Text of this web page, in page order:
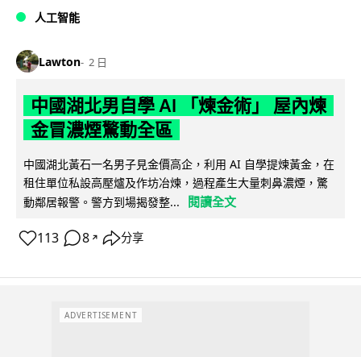
人工智能
Lawton 2 日
中國湖北男自學 AI 「煉金術」 屋內煉
金冒濃煙驚動全區
中國湖北黃石一名男子見金價高企，利用 AI 自學提煉黃金，在
租住單位私設高壓爐及作坊冶煉，過程產生大量刺鼻濃煙，驚
動鄰居報警。警方到場揭發整...
閱讀全文
113 8 ↗ 分享
ADVERTISEMENT